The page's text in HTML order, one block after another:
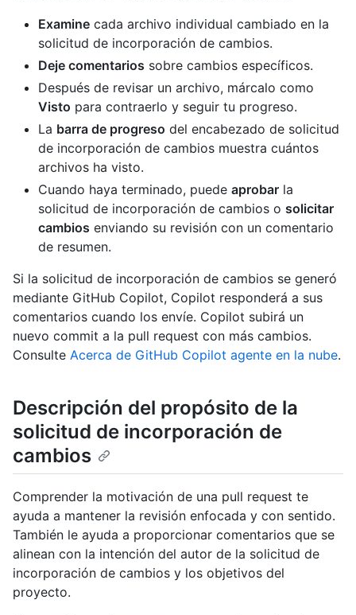
Examine cada archivo individual cambiado en la
solicitud de incorporación de cambios.
Deje comentarios sobre cambios específicos.
Después de revisar un archivo, márcalo como
Visto para contraerlo y seguir tu progreso.
La barra de progreso del encabezado de solicitud
de incorporación de cambios muestra cuántos
archivos ha visto.
Cuando haya terminado, puede aprobar la
solicitud de incorporación de cambios o solicitar
cambios enviando su revisión con un comentario
de resumen.
Si la solicitud de incorporación de cambios se generó
mediante GitHub Copilot, Copilot responderá a sus
comentarios cuando los envíe. Copilot subirá un
nuevo commit a la pull request con más cambios.
Consulte Acerca de GitHub Copilot agente en la nube.
Descripción del propósito de la
solicitud de incorporación de
cambios
Comprender la motivación de una pull request te
ayuda a mantener la revisión enfocada y con sentido.
También le ayuda a proporcionar comentarios que se
alinean con la intención del autor de la solicitud de
incorporación de cambios y los objetivos del
proyecto.